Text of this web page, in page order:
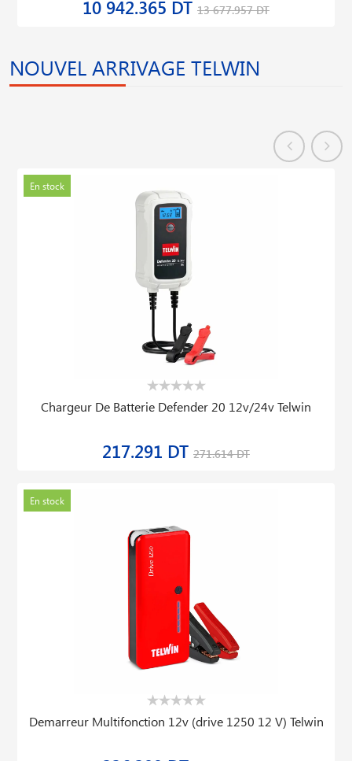
10 942.365 DT 13 677.957 DT
NOUVEL ARRIVAGE TELWIN
En stock
Chargeur De Batterie Defender 20 12v/24v Telwin
217.291 DT 271.614 DT
En stock
Demarreur Multifonction 12v (drive 1250 12 V) Telwin